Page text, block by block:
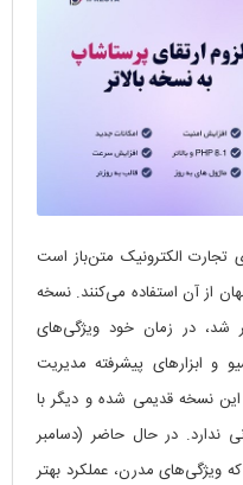
تجارت الکترونیک متن‌باز است
از آن استفاده می‌کنند. نسخه
که در سال ۲۰۱۴ منتشر شد، در زمان خود ویژگی‌های
و ابزارهای پیشرفته مدیریت
این نسخه قدیمی شده و دیگر با
ندارد. در حال حاضر (دسامبر
فعلی پرستاشاپ ۹.۰ است که ویژگی‌های مدرن، عملکرد بهتر